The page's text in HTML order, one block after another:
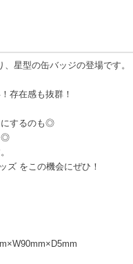
星型の缶バッジの登場です。
存在感も抜群！
にするのも◎
◎
ズ をこの機会にぜひ！